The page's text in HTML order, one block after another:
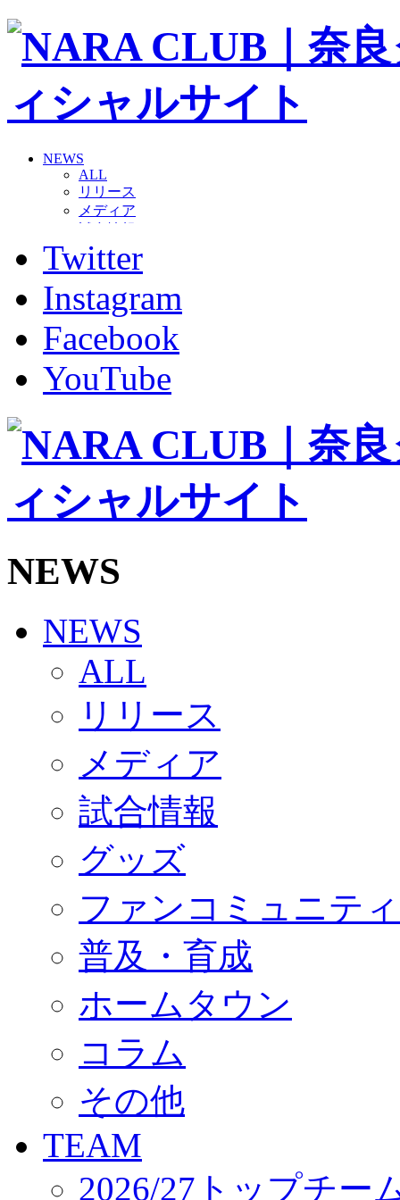
NEWS
ALL
リリース
メディア
グッズ
ファンコミュニティ
ホームタウン
コラム
その他
TEAM
2026/27トップチーム
2026/27トップチームスタッフ
バモス
チアダンススクール
ボランティアチーム「volundeer」
ビクトリーロード
HOMEGAME
観戦ルール＆マナー
Jリーグ運営管理規定
写真・動画使用ガイドライン
SCHEDULE
2026/27
練習見学時のファンサービスについて
TICKET
奈良クラブ明治安田J3リーグ2026/27シーズン試
奈良クラブ明治安田Ｊ3リーグ 2026/27シーズン「
観戦ルール＆マナー
2026/27ファンコミュニティ
サポートショップ
GOODS
オフィシャルストア（実店舗）
オンラインストア
ACADEMY
アカデミーについて
コーチ&スタッフ
ジュニア
ジュニアユース
ユース
練習拠点（ナラディーア）
SCHOOL
CLUB
パートナー募集
クラブ理念
サステナビリティ
Web制作支援
応援プロジェクト
Twitter
Instagram
Facebook
YouTube
NEWS
NEWS
ALL
リリース
メディア
試合情報
グッズ
ファンコミュニティ
普及・育成
ホームタウン
コラム
その他
TEAM
2026/27トップチー